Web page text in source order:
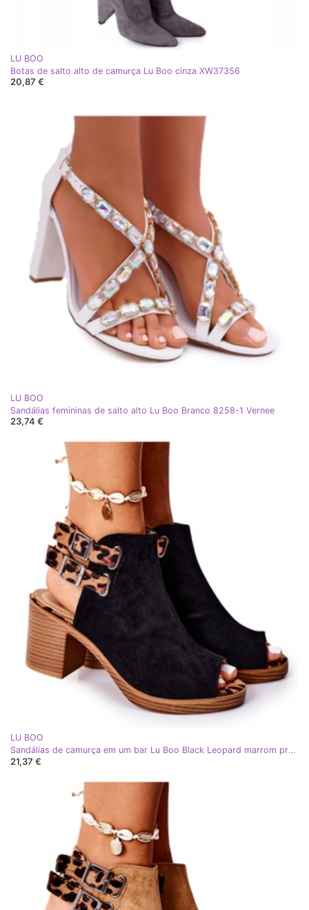
LU BOO
Botas de salto alto de camurça Lu Boo cinza XW37356
20,87 €
LU BOO
Sandálias femininas de salto alto Lu Boo Branco 8258-1 Vernee
23,74 €
LU BOO
Sandálias de camurça em um bar Lu Boo Black Leopard marrom preto
21,37 €